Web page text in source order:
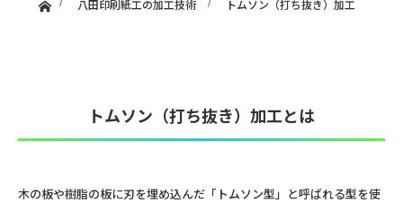
八田印刷紙工の加工技術 トムソン（打ち抜き）加工
トムソン（打ち抜き）加工とは
木の板や樹脂の板に刃を埋め込んだ「トムソン型」と呼ばれる型を使